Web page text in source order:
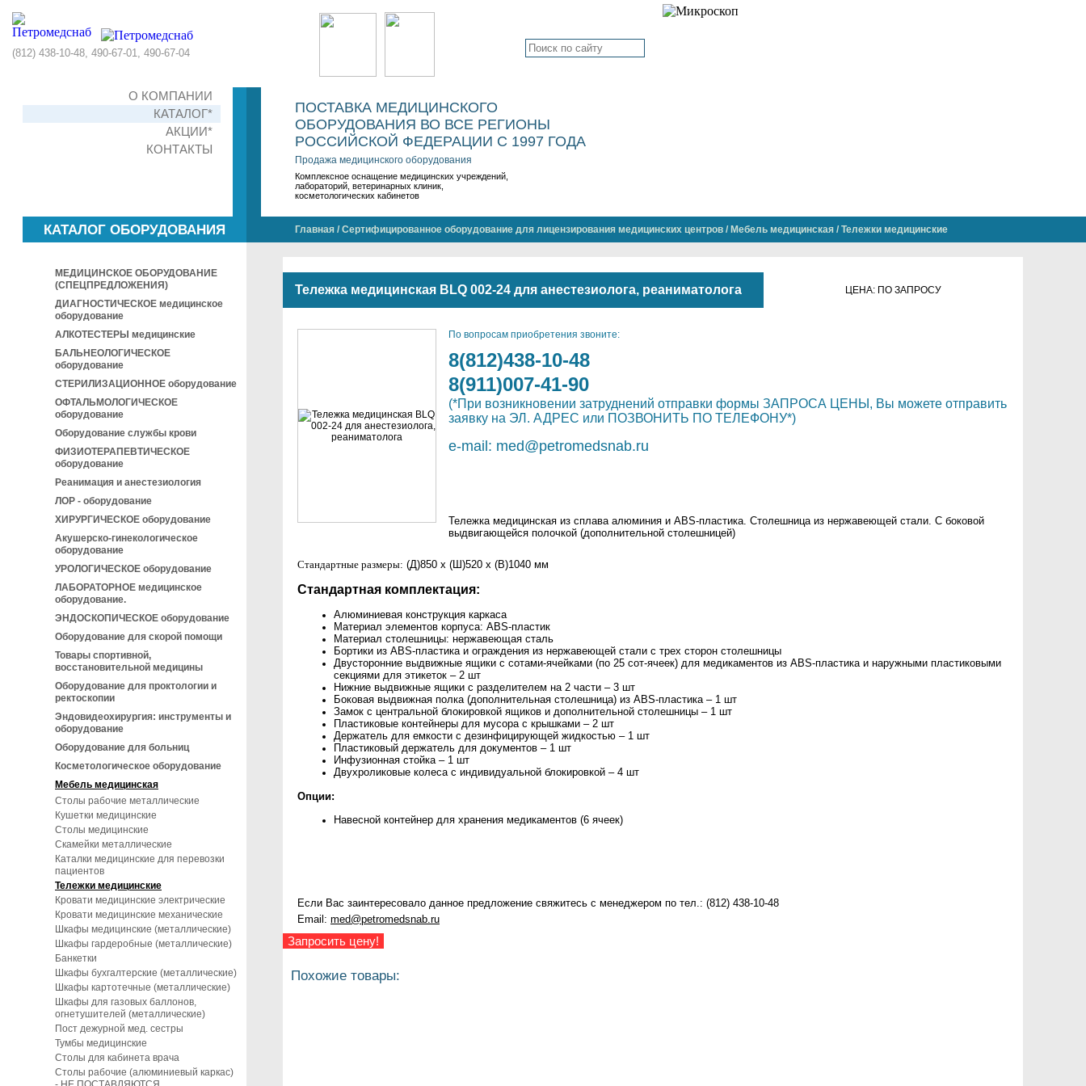
(812) 438-10-48, 490-67-01, 490-67-04
О КОМПАНИИ
КАТАЛОГ*
АКЦИИ*
КОНТАКТЫ
ПОСТАВКА МЕДИЦИНСКОГО
ОБОРУДОВАНИЯ ВО ВСЕ РЕГИОНЫ
РОССИЙСКОЙ ФЕДЕРАЦИИ С 1997 ГОДА
Продажа медицинского оборудования
Комплексное оснащение медицинских учреждений,
лабораторий, ветеринарных клиник,
косметологических кабинетов
КАТАЛОГ ОБОРУДОВАНИЯ
МЕДИЦИНСКОЕ ОБОРУДОВАНИЕ
(СПЕЦПРЕДЛОЖЕНИЯ)
ДИАГНОСТИЧЕСКОЕ медицинское
оборудование
АЛКОТЕСТЕРЫ медицинские
БАЛЬНЕОЛОГИЧЕСКОЕ
оборудование
СТЕРИЛИЗАЦИОННОЕ оборудование
ОФТАЛЬМОЛОГИЧЕСКОЕ
оборудование
Оборудование службы крови
ФИЗИОТЕРАПЕВТИЧЕСКОЕ
оборудование
Реанимация и анестезиология
ЛОР - оборудование
ХИРУРГИЧЕСКОЕ оборудование
Акушерско-гинекологическое
оборудование
УРОЛОГИЧЕСКОЕ оборудование
ЛАБОРАТОРНОЕ медицинское
оборудование.
ЭНДОСКОПИЧЕСКОЕ оборудование
Оборудование для скорой помощи
Товары спортивной,
восстановительной медицины
Оборудование для проктологии и
ректоскопии
Эндовидеохирургия: инструменты и
оборудование
Оборудование для больниц
Косметологическое оборудование
Мебель медицинская
Столы рабочие металлические
Кушетки медицинские
Столы медицинские
Скамейки металлические
Каталки медицинские для перевозки
пациентов
Тележки медицинские
Кровати медицинские электрические
Кровати медицинские механические
Шкафы медицинские (металлические)
Шкафы гардеробные (металлические)
Банкетки
Шкафы бухгалтерские (металлические)
Шкафы картотечные (металлические)
Шкафы для газовых баллонов,
огнетушителей (металлические)
Пост дежурной мед. сестры
Тумбы медицинские
Столы для кабинета врача
Столы рабочие (алюминиевый каркас)
Главная / Сертифицированное оборудование для лицензирования медицинских центров / Мебель медицинская / Тележки медицинские
Тележка медицинская BLQ 002-24 для анестезиолога, реаниматолога ЦЕНА: ПО ЗАПРОСУ
По вопросам приобретения звоните:
8(812)438-10-48
8(911)007-41-90
(*При возникновении затруднений отправки формы ЗАПРОСА ЦЕНЫ, Вы можете отправить
заявку на ЭЛ. АДРЕС или ПОЗВОНИТЬ ПО ТЕЛЕФОНУ*)
e-mail: med@petromedsnab.ru
Тележка медицинская из сплава алюминия и ABS-пластика. Столешница из нержавеющей стали. С боковой
выдвигающейся полочкой (дополнительной столешницей)
Стандартные размеры: (Д)850 х (Ш)520 х (В)1040 мм
Стандартная комплектация:
Алюминиевая конструкция каркаса
Материал элементов корпуса: ABS-пластик
Материал столешницы: нержавеющая сталь
Бортики из ABS-пластика и ограждения из нержавеющей стали с трех сторон столешницы
Двусторонние выдвижные ящики с сотами-ячейками (по 25 сот-ячеек) для медикаментов из ABS-пластика и наружными пластиковыми
секциями для этикеток – 2 шт
Нижние выдвижные ящики с разделителем на 2 части – 3 шт
Боковая выдвижная полка (дополнительная столешница) из ABS-пластика – 1 шт
Замок с центральной блокировкой ящиков и дополнительной столешницы – 1 шт
Пластиковые контейнеры для мусора с крышками – 2 шт
Держатель для емкости с дезинфицирующей жидкостью – 1 шт
Пластиковый держатель для документов – 1 шт
Инфузионная стойка – 1 шт
Двухроликовые колеса с индивидуальной блокировкой – 4 шт
Опции:
Навесной контейнер для хранения медикаментов (6 ячеек)
Если Вас заинтересовало данное предложение свяжитесь с менеджером по тел.: (812) 438-10-48
Email: med@petromedsnab.ru
Запросить цену!
Похожие товары: